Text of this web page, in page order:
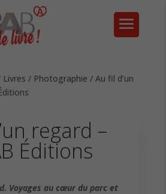
Livres / Photographie / Au fil d’un
regard –
Éditions
Voyages au cœur du parc et